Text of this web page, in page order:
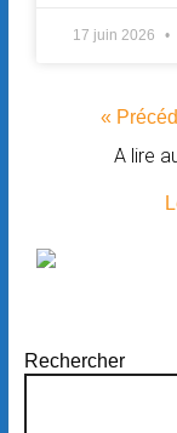
17 juin 2026
«
A lire
Rechercher